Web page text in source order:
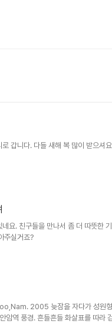
갑니다. 다들 새해 복 많이 받으셔
요. 친구들을 만나서 좀 더 따뜻한
주실거죠?
2005 늦잠을 자다가 성원형
암역 풍경. 흔들흔들 화살표를 따라